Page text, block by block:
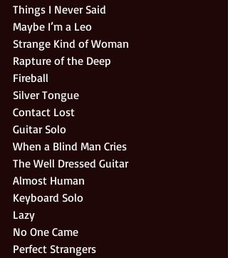
Things I Never Said
Maybe I’m a Leo
Strange Kind of Woman
Rapture of the Deep
Fireball
Silver Tongue
Contact Lost
Guitar Solo
When a Blind Man Cries
The Well Dressed Guitar
Almost Human
Keyboard Solo
Lazy
No One Came
Perfect Strangers